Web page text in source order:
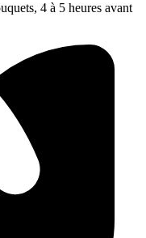
4 à 5 heures avant